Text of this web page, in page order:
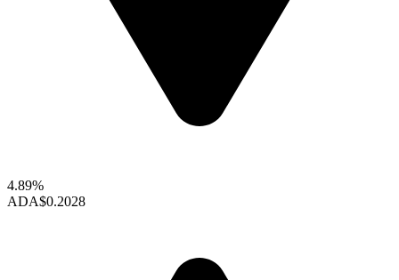
4.89%
ADA$0.2028